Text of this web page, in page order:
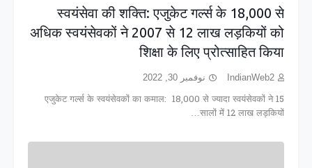
स्वयंसेवा की शक्ति: एजुकेट गर्ल्स के 18,000 से
अधिक स्वयंसेवकों ने 2007 से 12 लाख लड़कियों को
शिक्षा के लिए प्रोत्साहित किया
IndianWeb2 نوفمبر 30, 2022
एजुकेट गर्ल्स के स्वयंसेवकों का कमाल: 18,000 से ज्यादा स्वयंसेवकों ने 15
सालों में 12 लाख लड़कियों…